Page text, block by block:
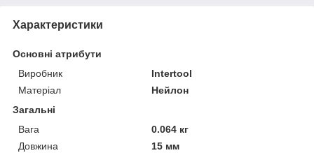
Характеристики
Основні атрибути
Виробник
Intertool
Матеріал
Нейлон
Загальні
Вага
0.064 кг
Довжина
15 мм